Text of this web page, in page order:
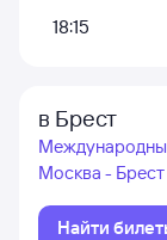
18:15
в Брест
Москва - Брест
Найти